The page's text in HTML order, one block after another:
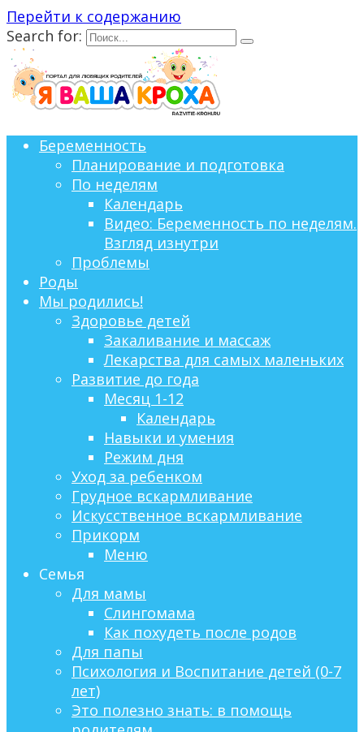
Перейти к содержанию
Search for:
Беременность
Планирование и подготовка
По неделям
Календарь
Видео: Беременность по неделям.
Взгляд изнутри
Проблемы
Роды
Мы родились!
Здоровье детей
Закаливание и массаж
Лекарства для самых маленьких
Развитие до года
Месяц 1-12
Календарь
Навыки и умения
Режим дня
Уход за ребенком
Грудное вскармливание
Искусственное вскармливание
Прикорм
Меню
Семья
Для мамы
Слингомама
Как похудеть после родов
Для папы
Психология и Воспитание детей (0-7
лет)
Это полезно знать: в помощь